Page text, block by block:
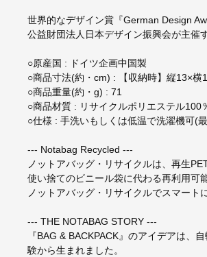
世界的なデザイン賞『German Design
公益財団法人日本デザイン振興会が主催
○原産国 : ドイツ企画中国製
○商品寸法(約・cm) : 【収納時】縦13×横
○商品重量(約・g) : 71
○商品材質 : リサイクルポリエステル100
○仕様 : 手洗いもしくは低温で洗濯機可(
--- Notabag Recycled ---
ノットアバッグ・リサイクルは、再生
使い捨てのビニール袋に代わる再利用可
ノットアバッグ・リサイクルでスマート
--- THE NOTABAG STORY ---
『BAG & BACKPACK』のアイデアは、
験から生まれました。